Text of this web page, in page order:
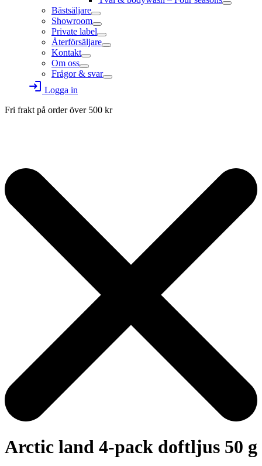
Bästsäljare
Showroom
Private label
Återförsäljare
Kontakt
Om oss
Frågor & svar
login Logga in
Fri frakt på order över 500 kr
Arctic land 4-pack doftljus 50 g